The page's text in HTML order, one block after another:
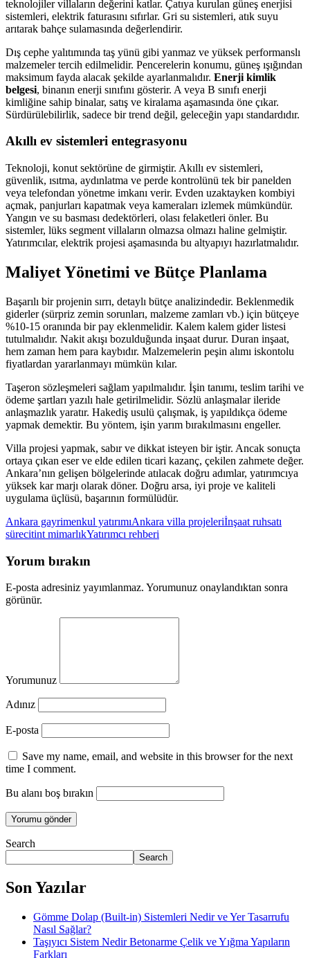
teknolojiler villaların değerini katlar. Çatıya kurulan güneş enerjisi
sistemleri, elektrik faturasını sıfırlar. Gri su sistemleri, atık suyu
arıtarak bahçe sulamasında değerlendirir.
Dış cephe yalıtımında taş yünü gibi yanmaz ve yüksek performanslı
malzemeler tercih edilmelidir. Pencerelerin konumu, güneş ışığından
maksimum fayda alacak şekilde ayarlanmalıdır. Enerji kimlik
belgesi, binanın enerji sınıfını gösterir. A veya B sınıfı enerji
kimliğine sahip binalar, satış ve kiralama aşamasında öne çıkar.
Sürdürülebilirlik, sadece bir trend değil, geleceğin yapı standardıdır.
Akıllı ev sistemleri entegrasyonu
Teknoloji, konut sektörüne de girmiştir. Akıllı ev sistemleri,
güvenlik, ısıtma, aydınlatma ve perde kontrolünü tek bir panelden
veya telefondan yönetme imkanı verir. Evden uzaktayken kombiyi
açmak, panjurları kapatmak veya kameraları izlemek mümkündür.
Yangın ve su basması dedektörleri, olası felaketleri önler. Bu
sistemler, lüks segment villaların olmazsa olmazı haline gelmiştir.
Yatırımcılar, elektrik projesi aşamasında bu altyapıyı hazırlatmalıdır.
Maliyet Yönetimi ve Bütçe Planlama
Başarılı bir projenin sırrı, detaylı bütçe analizindedir. Beklenmedik
giderler (sürpriz zemin sorunları, malzeme zamları vb.) için bütçeye
%10-15 oranında bir pay eklenmelidir. Kalem kalem gider listesi
tutulmalıdır. Nakit akışı bozulduğunda inşaat durur. Duran inşaat,
hem zaman hem para kaybıdır. Malzemelerin peşin alımı iskontolu
fiyatlardan yararlanmayı mümkün kılar.
Taşeron sözleşmeleri sağlam yapılmalıdır. İşin tanımı, teslim tarihi ve
ödeme şartları yazılı hale getirilmelidir. Sözlü anlaşmalar ileride
anlaşmazlık yaratır. Hakediş usulü çalışmak, iş yapıldıkça ödeme
yapmak demektir. Bu yöntem, işin yarım bırakılmasını engeller.
Villa projesi yapmak, sabır ve dikkat isteyen bir iştir. Ancak sonuçta
ortaya çıkan eser ve elde edilen ticari kazanç, çekilen zahmete değer.
Ankara’nın gelişen bölgelerinde atılacak doğru adımlar, yatırımcıya
yüksek kar marjı olarak döner. Doğru arsa, iyi proje ve kaliteli
uygulama üçlüsü, başarının formülüdür.
Ankara gayrimenkul yatırımıAnkara villa projeleriİnşaat ruhsatı
sürecitint mimarlıkYatırımcı rehberi
Yorum bırakın
E-posta adresiniz yayımlanmaz. Yorumunuz onaylandıktan sonra
görünür.
Yorumunuz
Adınız
E-posta
Save my name, email, and website in this browser for the next
time I comment.
Bu alanı boş bırakın
Search
Search
Son Yazılar
Gömme Dolap (Built-in) Sistemleri Nedir ve Yer Tasarrufu
Nasıl Sağlar?
Taşıyıcı Sistem Nedir Betonarme Çelik ve Yığma Yapıların
Farkları